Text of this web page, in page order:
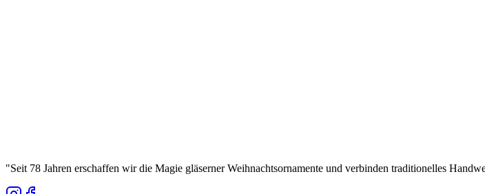
"Seit 78 Jahren erschaffen wir die Magie gläserner Weihnachtsornamente und verbinden traditionelles